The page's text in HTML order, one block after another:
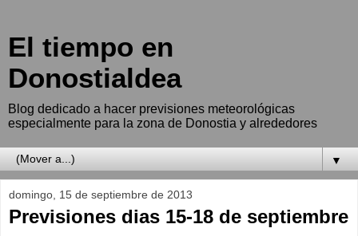
El tiempo en
Donostialdea
Blog dedicado a hacer previsiones meteorológicas
especialmente para la zona de Donostia y alrededores
▼
domingo, 15 de septiembre de 2013
Previsiones dias 15-18 de septiembre